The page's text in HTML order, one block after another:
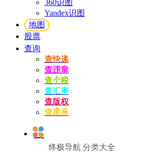
360识图
Yandex识图
地图
股票
查询
查快递
查违章
查个税
查汇率
查版权
查星座
终极导航 分类大全